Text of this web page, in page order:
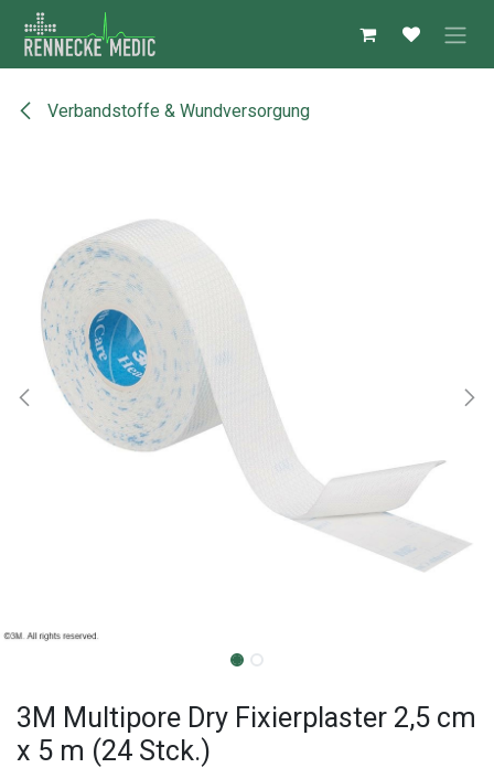
Zum Inhalt springen
Verbandstoffe & Wundversorgung
3M Multipore Dry Fixierplaster 2,5 cm
x 5 m (24 Stck.)